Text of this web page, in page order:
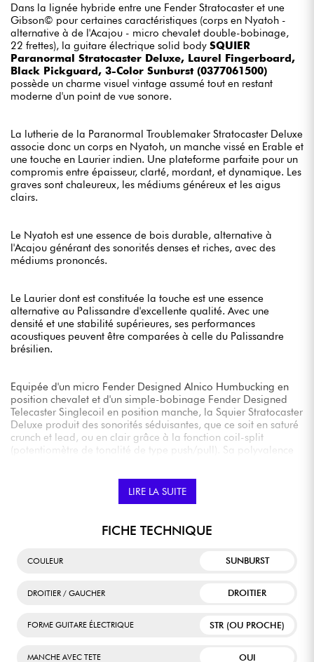
Dans la lignée hybride entre une Fender Stratocaster et une
Gibson© pour certaines caractéristiques (corps en Nyatoh -
alternative à de l'Acajou - micro chevalet double-bobinage,
22 frettes), la guitare électrique solid body SQUIER
Paranormal Stratocaster Deluxe, Laurel Fingerboard,
Black Pickguard, 3-Color Sunburst (0377061500)
possède un charme visuel vintage assumé tout en restant
moderne d'un point de vue sonore.
La lutherie de la Paranormal Troublemaker Stratocaster Deluxe
associe donc un corps en Nyatoh, un manche vissé en Erable et
une touche en Laurier indien. Une plateforme parfaite pour un
compromis entre épaisseur, clarté, mordant, et dynamique. Les
graves sont chaleureux, les médiums généreux et les aigus
clairs.
Le Nyatoh est une essence de bois durable, alternative à
l'Acajou générant des sonorités denses et riches, avec des
médiums prononcés.
Le Laurier dont est constituée la touche est une essence
alternative au Palissandre d'excellente qualité. Avec une
densité et une stabilité supérieures, ses performances
acoustiques peuvent être comparées à celle du Palissandre
brésilien.
Equipée d'un micro Fender Designed Alnico Humbucking en
position chevalet et d'un simple-bobinage Fender Designed
Telecaster Singlecoil en position manche, la Squier Stratocaster
Deluxe produit des sonorités séduisantes, que ce soit en saturé
crunch et lead, ou en clair grâce à la fonction coil-split
(potentiomètre de tonalité de type push/pull). Sa polyvalence
agréable en C, radius 9.5", frettes narrow-tall) et vous obtenez
un modèle parfait pour les débutants, qui pourrait également
seconde guitare de qualité.
LIRE LA SUITE
FICHE TECHNIQUE
COULEUR SUNBURST
DROITIER / GAUCHER DROITIER
FORME GUITARE ÉLECTRIQUE STR (OU PROCHE)
MANCHE AVEC TETE OUI